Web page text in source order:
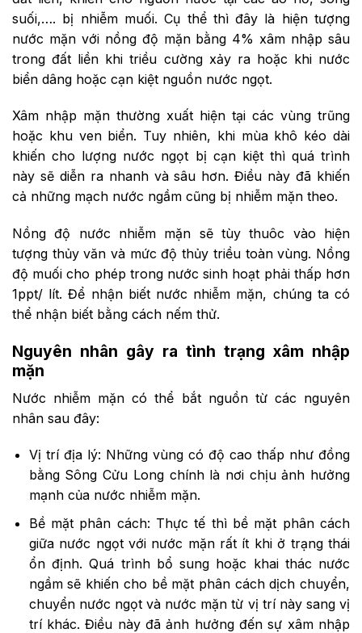
suối,…. bị nhiễm muối. Cụ thể thì đây là hiện tượng
nước mặn với nồng độ mặn bằng 4% xâm nhập sâu
trong đất liền khi triều cường xảy ra hoặc khi nước
biển dâng hoặc cạn kiệt nguồn nước ngọt.
Xâm nhập mặn thường xuất hiện tại các vùng trũng
hoặc khu ven biển. Tuy nhiên, khi mùa khô kéo dài
khiến cho lượng nước ngọt bị cạn kiệt thì quá trình
này sẽ diễn ra nhanh và sâu hơn. Điều này đã khiến
cả những mạch nước ngầm cũng bị nhiễm mặn theo.
Nồng độ nước nhiễm mặn sẽ tùy thuôc vào hiện
tượng thủy văn và mức độ thủy triều toàn vùng. Nồng
độ muối cho phép trong nước sinh hoạt phải thấp hơn
1ppt/ lít. Để nhận biết nước nhiễm mặn, chúng ta có
thể nhận biết bằng cách nếm thử.
Nguyên nhân gây ra tình trạng xâm nhập
mặn
Nước nhiễm mặn có thể bắt nguồn từ các nguyên
nhân sau đây:
Vị trí địa lý: Những vùng có độ cao thấp như đồng
bằng Sông Cửu Long chính là nơi chịu ảnh hưởng
mạnh của nước nhiễm mặn.
Bề mặt phân cách: Thực tế thì bề mặt phân cách
giữa nước ngọt với nước mặn rất ít khi ở trạng thái
ổn định. Quá trình bổ sung hoặc khai thác nước
ngầm sẽ khiến cho bề mặt phân cách dịch chuyển,
chuyển nước ngọt và nước mặn từ vị trí này sang vị
trí khác. Điều này đã ảnh hưởng đến sự xâm nhập